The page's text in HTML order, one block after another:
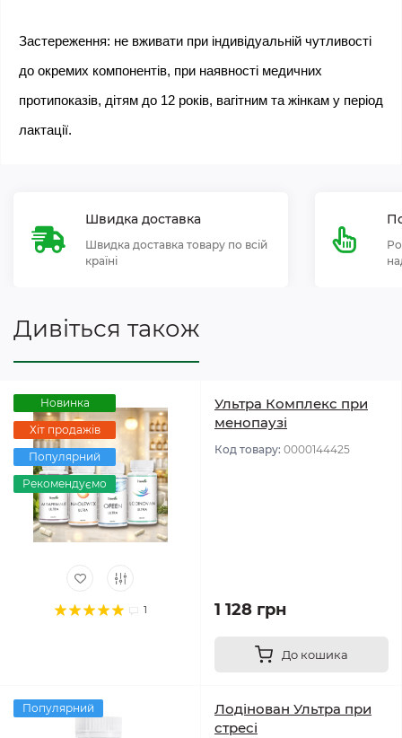
Застереження: не вживати при індивідуальній чутливості
до окремих компонентів, при наявності медичних
протипоказів, дітям до 12 років, вагітним та жінкам у період
лактації.
Швидка доставка
Швидка доставка товару по всій
країні
Дивіться також
Новинка
Хіт продажів
Популярний
Рекомендуємо
1
Ультра Комплекс при
менопаузі
Код товару: 0000144425
1 128 грн
До кошика
Популярний
Лодінован Ультра при
стресі